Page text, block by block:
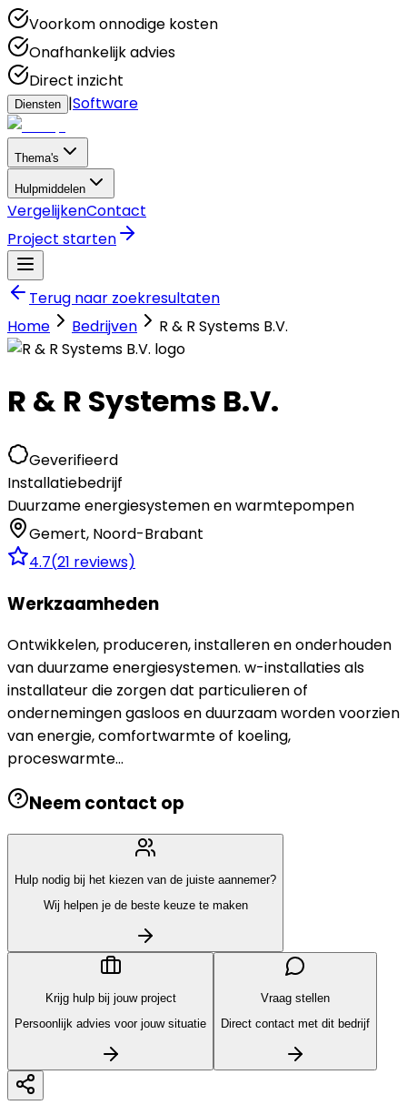
Voorkom onnodige kosten
Onafhankelijk advies
Direct inzicht
Diensten |Software
Thema's
Hulpmiddelen
VergelijkenContact
Project starten
Terug naar zoekresultaten
Home
Bedrijven R & R Systems B.V.
R & R Systems B.V.
Geverifieerd
Installatiebedrijf
Duurzame energiesystemen en warmtepompen
Gemert, Noord-Brabant
4.7(21 reviews)
Werkzaamheden
Ontwikkelen, produceren, installeren en onderhouden
van duurzame energiesystemen. w-installaties als
installateur die zorgen dat particulieren of
ondernemingen gasloos en duurzaam worden voorzien
van energie, comfortwarmte of koeling,
proceswarmte...
Neem contact op
Hulp nodig bij het kiezen van de juiste aannemer?
Wij helpen je de beste keuze te maken
Krijg hulp bij jouw project
Persoonlijk advies voor jouw situatie
Vraag stellen
Direct contact met dit bedrijf